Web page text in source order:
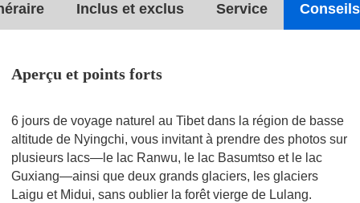
Inclus et exclus Service Conseils
Aperçu et points forts
6 jours de voyage naturel au Tibet dans la région de basse
altitude de Nyingchi, vous invitant à prendre des photos sur
plusieurs lacs—le lac Ranwu, le lac Basumtso et le lac
Guxiang—ainsi que deux grands glaciers, les glaciers
Laigu et Midui, sans oublier la forêt vierge de Lulang.